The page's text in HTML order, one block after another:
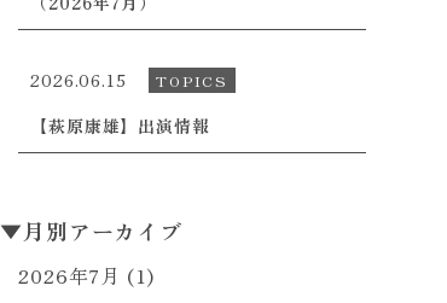
2026.06.15 TOPICS
【萩原康雄】出演情報
▼月別アーカイブ
2026年7月 (1)